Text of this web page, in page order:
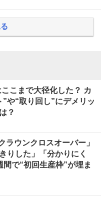
こまで大径化した？ カ
や“取り回し”にデメリッ
？
ラウンクロスオーバー」
りした」「分かりにく
で“初回生産枠”が埋ま